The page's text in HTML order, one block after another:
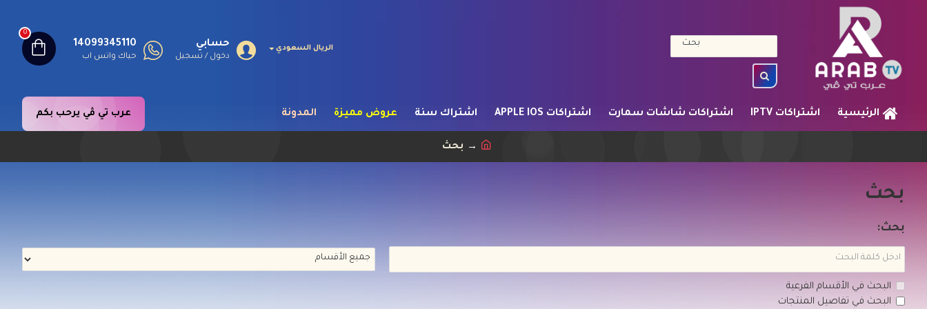
الريال السعودي حسابي
دخول / تسجيل
14099345110
حياك واتس اب
0
الرئيسية اشتراكات IPTV اشتراكات شاشات سمارت اشتراكات APPLE IOS اشتراك سنة عروض مميزة المدونة عرب تي ڤي يرحب بكم
بحث
بحث
بحث:
البحث في الأقسام الفرعية
البحث في تفاصيل المنتجات